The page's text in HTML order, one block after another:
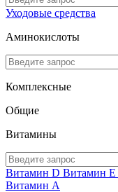
Уходовые средства
Аминокислоты
Комплексные
Общие
Витамины
Витамин D Витамин E
Витамин А